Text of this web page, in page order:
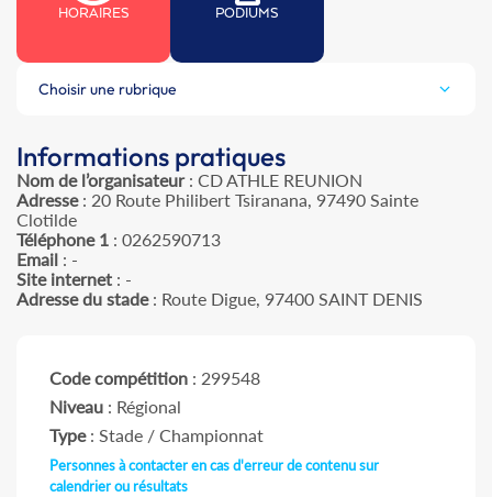
HORAIRES PODIUMS
Choisir une rubrique
Informations pratiques
Nom de l’organisateur: CD ATHLE REUNION
Adresse: 20 Route Philibert Tsiranana, 97490 Sainte
Clotilde
Téléphone 1 : 0262590713
Email : -
Site internet : -
Adresse du stade: Route Digue, 97400 SAINT DENIS
Code compétition : 299548
Niveau : Régional
Type: Stade / Championnat
Personnes à contacter en cas d'erreur de contenu sur
calendrier ou résultats